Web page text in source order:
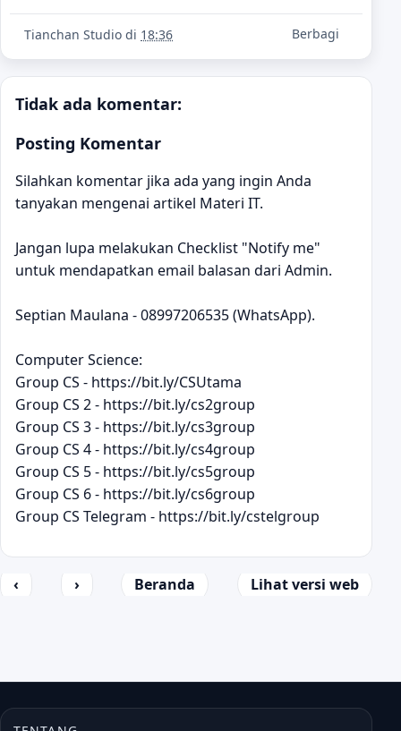
Tianchan Studio di 18:36 Berbagi
Tidak ada komentar:
Posting Komentar
Silahkan komentar jika ada yang ingin Anda
tanyakan mengenai artikel Materi IT.
Jangan lupa melakukan Checklist "Notify me"
untuk mendapatkan email balasan dari Admin.
Septian Maulana - 08997206535 (WhatsApp).
Computer Science:
Group CS - https://bit.ly/CSUtama
Group CS 2 - https://bit.ly/cs2group
Group CS 3 - https://bit.ly/cs3group
Group CS 4 - https://bit.ly/cs4group
Group CS 5 - https://bit.ly/cs5group
Group CS 6 - https://bit.ly/cs6group
Group CS Telegram - https://bit.ly/cstelgroup
‹ › Beranda Lihat versi web